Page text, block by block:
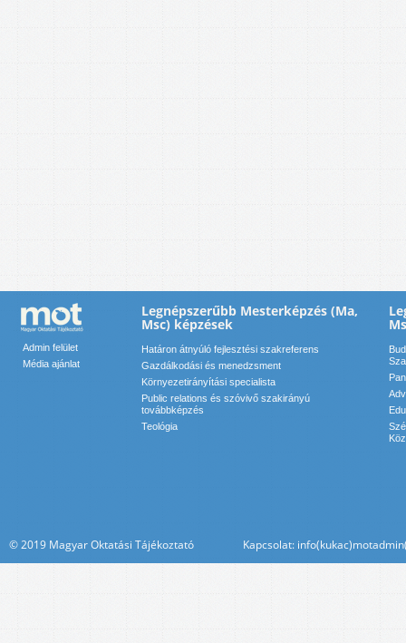
Admin felület
Média ajánlat
Legnépszerűbb Mesterképzés (Ma,
Msc) képzések
Határon átnyúló fejlesztési szakreferens
Gazdálkodási és menedzsment
Környezetirányítási specialista
Public relations és szóvivő szakirányú
továbbképzés
Teológia
© 2019 Magyar Oktatási Tájékoztató Kapcsolat: